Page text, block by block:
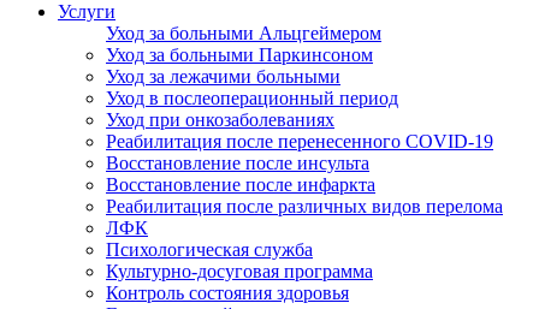
Услуги
Уход за больными Альцгеймером
Уход за больными Паркинсоном
Уход за лежачими больными
Уход в послеоперационный период
Уход при онкозаболеваниях
Реабилитация после перенесенного COVID-19
Восстановление после инсульта
Восстановление после инфаркта
Реабилитация после различных видов перелома
⁠ЛФК
Психологическая служба
Культурно-досуговая программа
Контроль состояния здоровья